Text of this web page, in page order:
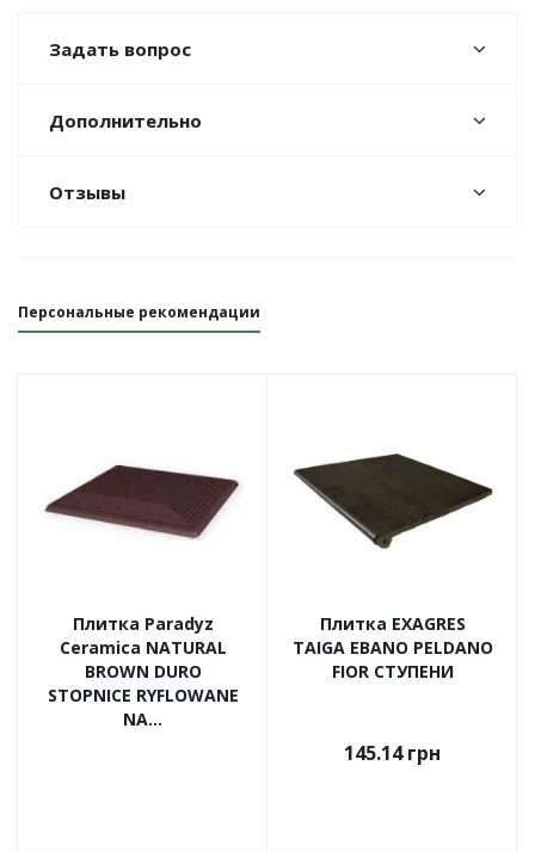
Задать вопрос
Дополнительно
Отзывы
Персональные рекомендации
Плитка Paradyz
Ceramica NATURAL
BROWN DURO
STOPNICE RYFLOWANE
NA...
Плитка EXAGRES
TAIGA EBANO PELDANO
FIOR СТУПЕНИ
145.14грн